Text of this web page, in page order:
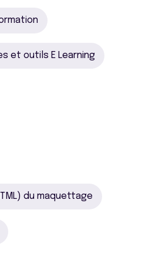
et outils E Learning
du maquettage